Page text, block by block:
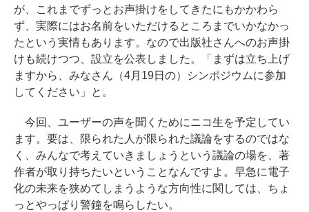
が、これまでずっとお声掛けをしてきたにもかかわら
ず、実際にはお名前をいただけるところまでいかなかっ
たという実情もあります。なので出版社さんへのお声掛
けも続けつつ、設立を公表しました。「まずは立ち上げ
ますから、みなさん（4月19日の）シンポジウムに参加
してください」と。
今回、ユーザーの声を聞くためにニコ生を予定してい
ます。要は、限られた人が限られた議論をするのではな
く、みんなで考えていきましょうという議論の場を、著
作者が取り持ちたいということなんですよ。早急に電子
化の未来を狭めてしまうような方向性に関しては、ちょ
っとやっぱり警鐘を鳴らしたい。